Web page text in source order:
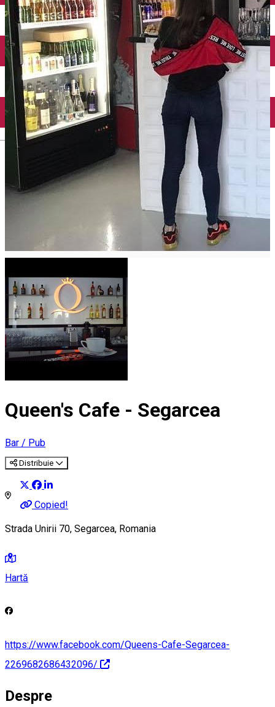
English
Închirieri auto
Închirieri biciclete
Taxi
Încărcare vehicule electrice
Queen's Cafe - Segarcea
Bar / Pub
Distribuie
Copied!
Strada Unirii 70, Segarcea, Romania
Hartă
https://www.facebook.com/Queens-Cafe-Segarcea-
2269682686432096/
Despre